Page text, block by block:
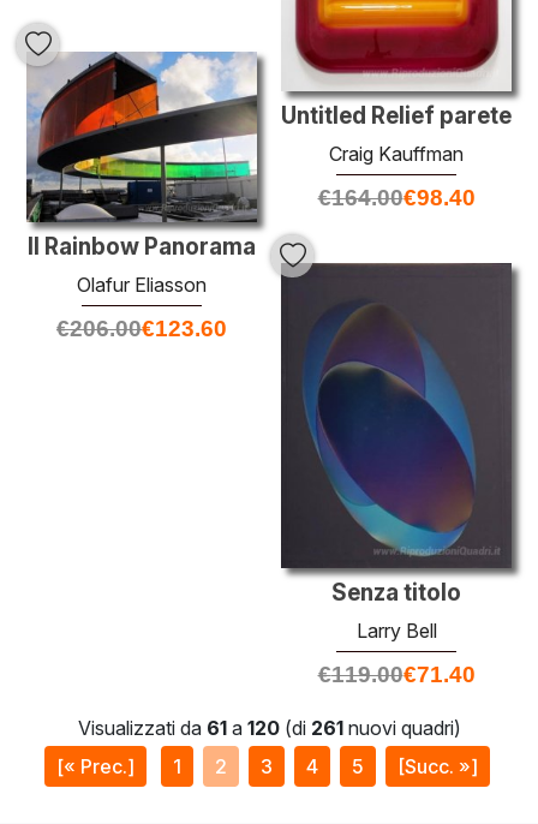
Untitled Relief parete
Craig Kauffman
€164.00€98.40
Il Rainbow Panorama
Olafur Eliasson
€206.00€123.60
Senza titolo
Larry Bell
€119.00€71.40
Visualizzati da 61a 120(di 261nuovi quadri)
[« Prec.]
1 2 3 4 5 [Succ. »]